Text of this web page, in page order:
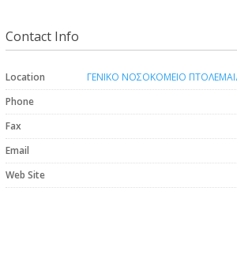
Contact Info
Location
ΓΕΝΙΚΟ ΝΟΣΟΚΟΜΕΙΟ
Phone
Fax
Email
Web Site